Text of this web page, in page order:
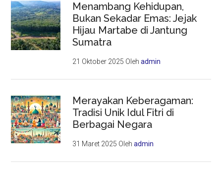
Menambang Kehidupan,
Bukan Sekadar Emas: Jejak
Hijau Martabe di Jantung
Sumatra
21 Oktober 2025 Olehadmin
Merayakan Keberagaman:
Tradisi Unik Idul Fitri di
Berbagai Negara
31 Maret 2025 Olehadmin